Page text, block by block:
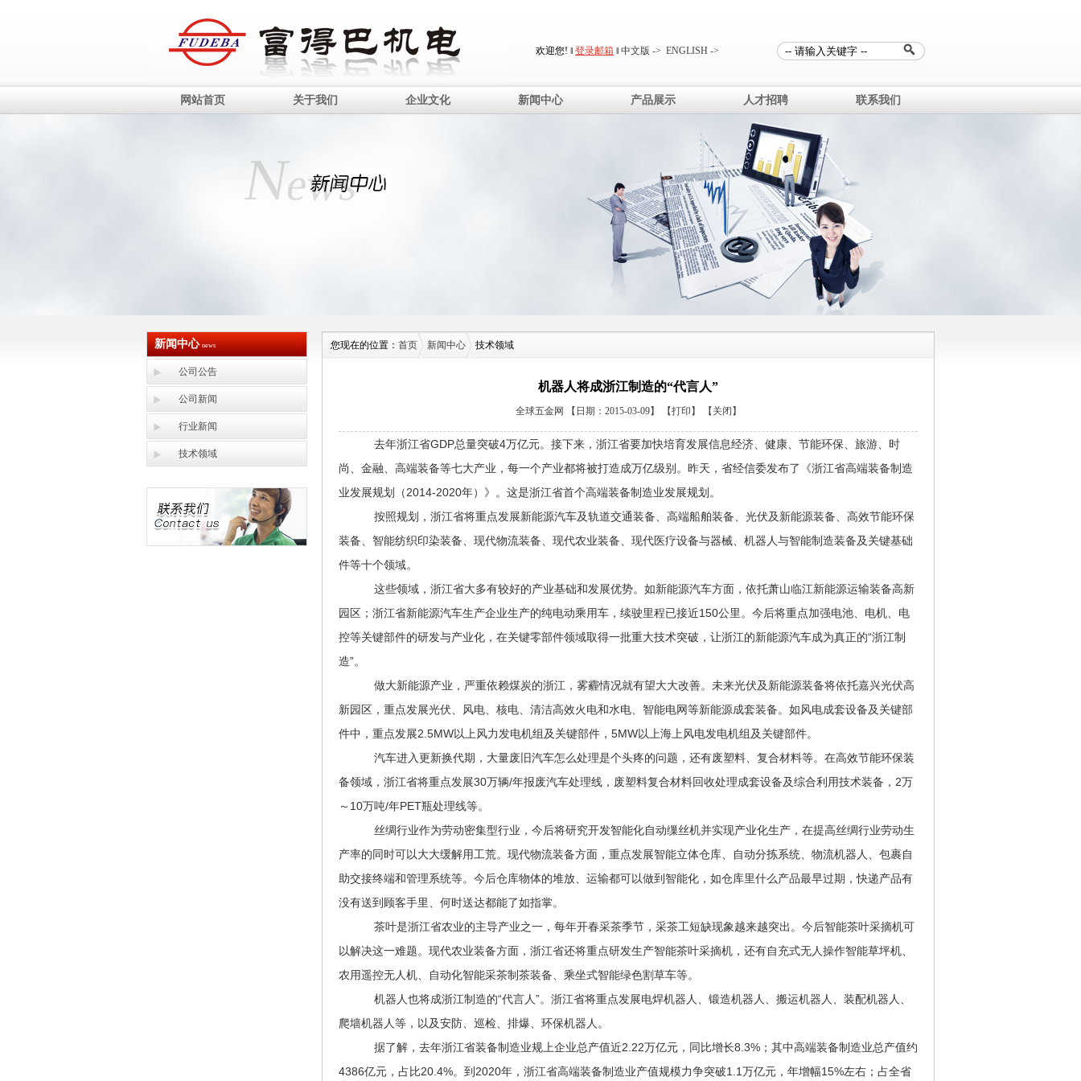
欢迎您! ‖ 登录邮箱 ‖ 中文版 -> ENGLISH ->
网站首页 关于我们 企业文化 新闻中心 产品展示 人才招聘 联系我们
新闻中心 news
公司公告
公司新闻
行业新闻
技术领域
您现在的位置： 首页 新闻中心 技术领域
机器人将成浙江制造的“代言人”
全球五金网 【日期：2015-03-09】 【打印 】 【 关闭 】
去年浙江省GDP总量突破4万亿元。接下来，浙江省要加快培育发展信息经济、健康、节能环保、旅游、时
尚、金融、高端装备等七大产业，每一个产业都将被打造成万亿级别。昨天，省经信委发布了《浙江省高端装备制造
业发展规划（2014-2020年）》。这是浙江省首个高端装备制造业发展规划。
按照规划，浙江省将重点发展新能源汽车及轨道交通装备、高端船舶装备、光伏及新能源装备、高效节能环保
装备、智能纺织印染装备、现代物流装备、现代农业装备、现代医疗设备与器械、机器人与智能制造装备及关键基础
件等十个领域。
这些领域，浙江省大多有较好的产业基础和发展优势。如新能源汽车方面，依托萧山临江新能源运输装备高新
园区；浙江省新能源汽车生产企业生产的纯电动乘用车，续驶里程已接近150公里。今后将重点加强电池、电机、电
控等关键部件的研发与产业化，在关键零部件领域取得一批重大技术突破，让浙江的新能源汽车成为真正的“浙江制
造”。
做大新能源产业，严重依赖煤炭的浙江，雾霾情况就有望大大改善。未来光伏及新能源装备将依托嘉兴光伏高
新园区，重点发展光伏、风电、核电、清洁高效火电和水电、智能电网等新能源成套装备。如风电成套设备及关键部
件中，重点发展2.5MW以上风力发电机组及关键部件，5MW以上海上风电发电机组及关键部件。
汽车进入更新换代期，大量废旧汽车怎么处理是个头疼的问题，还有废塑料、复合材料等。在高效节能环保装
备领域，浙江省将重点发展30万辆/年报废汽车处理线，废塑料复合材料回收处理成套设备及综合利用技术装备，2万
～10万吨/年PET瓶处理线等。
丝绸行业作为劳动密集型行业，今后将研究开发智能化自动缫丝机并实现产业化生产，在提高丝绸行业劳动生
产率的同时可以大大缓解用工荒。现代物流装备方面，重点发展智能立体仓库、自动分拣系统、物流机器人、包裹自
助交接终端和管理系统等。今后仓库物体的堆放、运输都可以做到智能化，如仓库里什么产品最早过期，快递产品有
没有送到顾客手里、何时送达都能了如指掌。
茶叶是浙江省农业的主导产业之一，每年开春采茶季节，采茶工短缺现象越来越突出。今后智能茶叶采摘机可
以解决这一难题。现代农业装备方面，浙江省还将重点研发生产智能茶叶采摘机，还有自充式无人操作智能草坪机、
农用遥控无人机、自动化智能采茶制茶装备、乘坐式智能绿色割草车等。
机器人也将成浙江制造的“代言人”。浙江省将重点发展电焊机器人、锻造机器人、搬运机器人、装配机器人、
爬墙机器人等，以及安防、巡检、排爆、环保机器人。
据了解，去年浙江省装备制造业规上企业总产值近2.22万亿元，同比增长8.3%；其中高端装备制造业总产值约
4386亿元，占比20.4%。到2020年，浙江省高端装备制造业产值规模力争突破1.1万亿元，年增幅15%左右；占全省